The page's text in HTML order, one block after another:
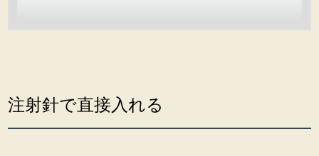
注射針で直接入れる